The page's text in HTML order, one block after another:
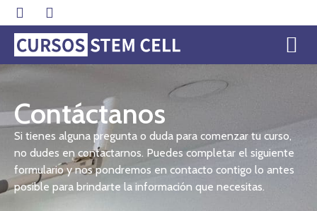
Contáctanos
Si tienes alguna pregunta o duda para comenzar tu curso,
no dudes en contactarnos. Puedes completar el siguiente
formulario y nos pondremos en contacto contigo lo antes
posible para brindarte la información que necesitas.